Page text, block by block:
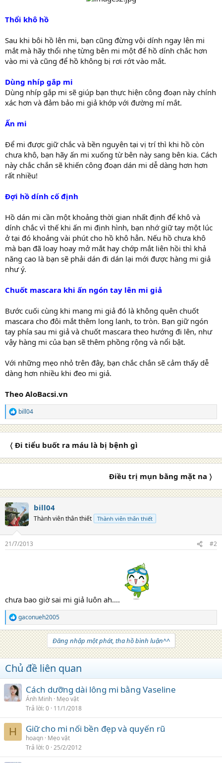
Thổi khô hồ
Sau khi bôi hồ lên mi, bạn cũng đừng vội dính ngay lên mi
mắt mà hãy thổi nhẹ từng bên mi một để hồ dính chắc hơn
vào mi và cũng để hồ không bị rơi rớt vào mắt.
Dùng nhíp gắp mi
Dùng nhíp gắp mi sẽ giúp bạn thực hiện công đoạn này chính
xác hơn và đảm bảo mi giả khớp với đường mí mắt.
Ấn mi
Để mi được giữ chắc và bền nguyên tại vị trí thì khi hồ còn
chưa khô, bạn hãy ấn mi xuống từ bên này sang bên kia. Cách
này chắc chắn sẽ khiến công đoạn dán mi dễ dàng hơn hơn
rất nhiều!
Đợi hồ dính cố định
Hồ dán mi cần một khoảng thời gian nhất định để khô và
dính chắc vì thế khi ấn mi định hình, bạn nhớ giữ tay một lúc
ở tại đó khoảng vài phút cho hồ khô hẳn. Nếu hồ chưa khô
mà bạn đã loay hoay mở mắt hay chớp mắt liên hồi thì khả
năng cao là bạn sẽ phải dán đi dán lại mới được hàng mi giả
như ý.
Chuốt mascara khi ấn ngón tay lên mi giả
Bước cuối cùng khi mang mi giả đó là không quên chuốt
mascara cho đôi mắt thêm long lanh, to tròn. Bạn giữ ngón
tay phía sau mi giả và chuốt mascara theo hướng đi lên, như
vậy hàng mi của bạn sẽ thêm phồng rộng và nổi bật.
Với những mẹo nhỏ trên đây, bạn chắc chắn sẽ cảm thấy dễ
dàng hơn nhiều khi đeo mi giả.
Theo AloBacsi.vn
R
e
a
o
bill04
〈 Đi tiểu buốt ra máu là bị bệnh gì
Điều trị mụn bằng mặt na 〉
bill04
Thành viên thân thiết Thành viên thân thiết
21/7/2013 #2
chưa bao giờ sai mi giả luôn ah....
R
e
a
c
t
i
o
s
:
gaconueh2005
Đăng nhập một phát, tha hồ bình luận^^
Chủ đề liên quan
Cách dưỡng dài lông mi bằng Vaseline
Ánh Minh Mẹo vặt
Trả lời 0 11/1/2018
H Giữ cho mi nối bền đẹp và quyến rũ
hoaqn Mẹo vặt
Trả lời 0 25/2/2012